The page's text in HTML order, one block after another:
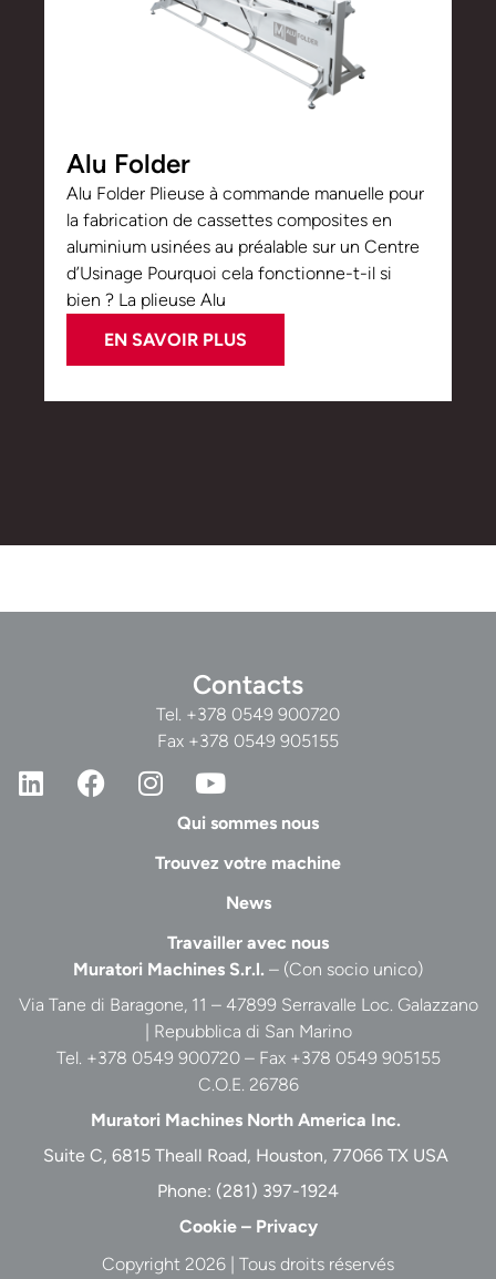
Alu Folder
Alu Folder Plieuse à commande manuelle pour
la fabrication de cassettes composites en
aluminium usinées au préalable sur un Centre
d’Usinage Pourquoi cela fonctionne-t-il si
bien ? La plieuse Alu
EN SAVOIR PLUS
Muratori Machines S.r.l. – (Con socio unico)
Via Tane di Baragone, 11 – 47899 Serravalle Loc. Galazzano
| Repubblica di San Marino
Tel. +378 0549 900720 – Fax +378 0549 905155
C.O.E. 26786
Muratori Machines North America Inc.
Suite C, 6815 Theall Road, Houston, 77066 TX USA
Phone: (281) 397-1924
Cookie– Privacy
Qui sommes nous
Trouvez votre machine
News
Travailler avec nous
Contacts
Tel. +378 0549 900720
Fax +378 0549 905155
Copyright 2026 | Tous droits réservés